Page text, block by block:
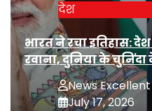
देश
भारत ने रचा इतिहास: देश
रवाना, दुनिया के
News Excellent
July 17, 2026